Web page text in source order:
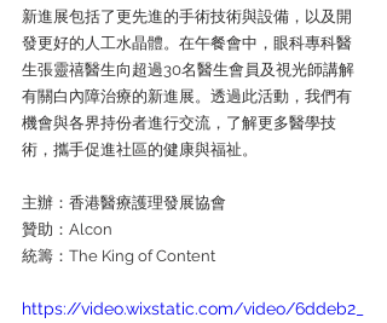
新進展包括了更先進的手術技術與設備，以及開
發更好的人工水晶體。在午餐會中，眼科專科醫
生張靈禧醫生向超過30名醫生會員及視光師講解
有關白內障治療的新進展。透過此活動，我們有
機會與各界持份者進行交流，了解更多醫學技
術，攜手促進社區的健康與福祉。
主辦：香港醫療護理發展協會
贊助：Alcon
統籌：The King of Content
https://video.wixstatic.com/video/6ddeb2_